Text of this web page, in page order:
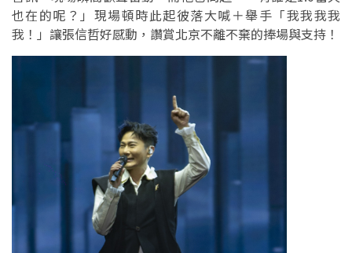
也在的呢？」現場頓時此起彼落大喊＋舉手「我我我我
我！」讓張信哲好感動，讚賞北京不離不棄的捧場與支持！